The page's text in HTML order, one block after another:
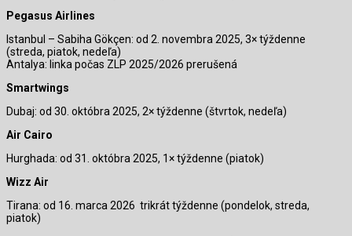
Pegasus Airlines
Istanbul – Sabiha Gökçen: od 2. novembra 2025, 3× týždenne
(streda, piatok, nedeľa)
Antalya: linka počas ZLP 2025/2026 prerušená
Smartwings
Dubaj: od 30. októbra 2025, 2× týždenne (štvrtok, nedeľa)
Air Cairo
Hurghada: od 31. októbra 2025, 1× týždenne (piatok)
Wizz Air
Tirana: od 16. marca 2026 trikrát týždenne (pondelok, streda,
piatok)